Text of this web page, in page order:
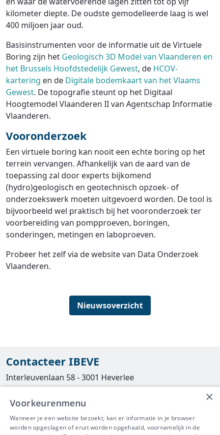
kilometer diepte. De oudste gemodelleerde laag is wel
400 miljoen jaar oud.
Basisinstrumenten voor de informatie uit de Virtuele
Boring zijn het Geologisch 3D Model van Vlaanderen en
het Brussels Hoofdstedelijk Gewest, de HCOV-
kartering en de Digitale bodemkaart van het Vlaams
Gewest. De topografie steunt op het Digitaal
Hoogtemodel Vlaanderen II van Agentschap Informatie
Vlaanderen.
Vooronderzoek
Een virtuele boring kan nooit een echte boring op het
terrein vervangen. Afhankelijk van de aard van de
toepassing zal door experts bijkomend
(hydro)geologisch en geotechnisch opzoek- of
onderzoekswerk moeten uitgevoerd worden. De tool is
bijvoorbeeld wel praktisch bij het vooronderzoek ter
voorbereiding van pompproeven, boringen,
sonderingen, metingen en laboproeven.
Probeer het zelf via de website van Data Onderzoek
Vlaanderen.
Nieuwsoverzicht
Contacteer IBEVE
Interleuvenlaan 58 - 3001 Heverlee
016/390490
info@ibeve.be
×
Voorkeurenmenu
Wanneer je een website bezoekt, kan er informatie in je browser
worden opgeslagen of eruit worden opgehaald, voornamelijk in de